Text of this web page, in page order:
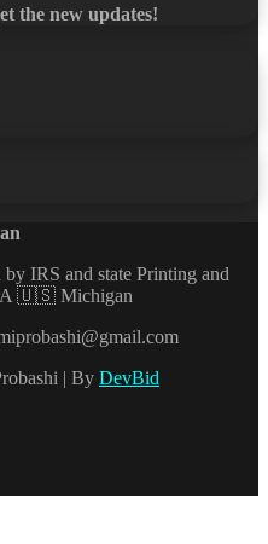
the new updates!
IRS and state Printing and
🇺🇸 Michigan
| By DevBid